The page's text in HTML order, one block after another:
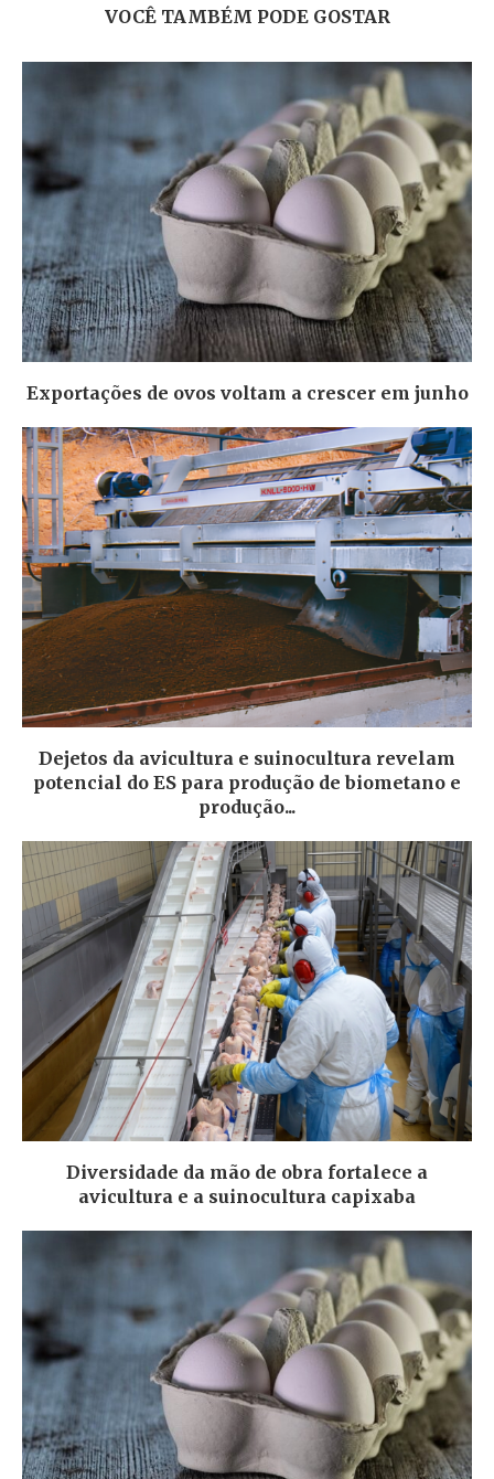
VOCÊ TAMBÉM PODE GOSTAR
Exportações de ovos voltam a crescer em junho
Dejetos da avicultura e suinocultura revelam
potencial do ES para produção de biometano e
produção...
Diversidade da mão de obra fortalece a
avicultura e a suinocultura capixaba